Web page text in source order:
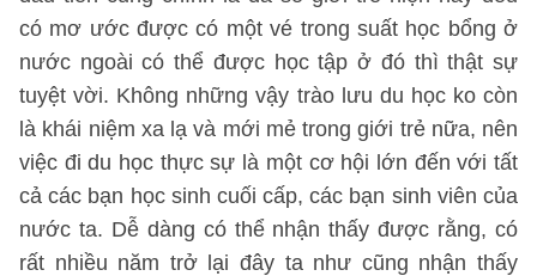
có mơ ước được có một vé trong suất học bổng ở
nước ngoài có thể được học tập ở đó thì thật sự
tuyệt vời. Không những vậy trào lưu du học ko còn
là khái niệm xa lạ và mới mẻ trong giới trẻ nữa, nên
việc đi du học thực sự là một cơ hội lớn đến với tất
cả các bạn học sinh cuối cấp, các bạn sinh viên của
nước ta. Dễ dàng có thể nhận thấy được rằng, có
rất nhiều năm trở lại đây ta như cũng nhận thấy